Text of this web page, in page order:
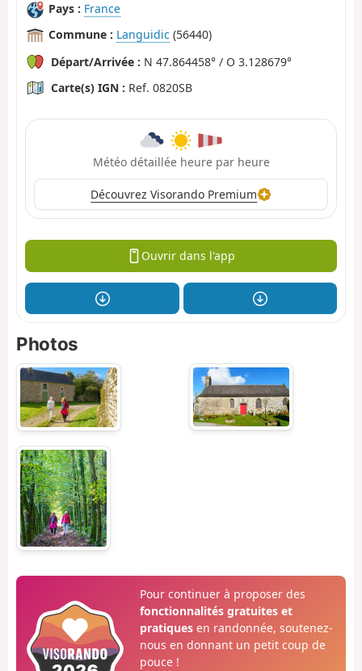
Pays : France
Commune : Languidic (56440)
Départ/Arrivée : N 47.864458° / O 3.128679°
Carte(s) IGN : Ref. 0820SB
Météo détaillée heure par heure
Découvrez Visorando Premium
Ouvrir dans l'app
Photos
Pour continuer à proposer des
fonctionnalités gratuites et
pratiquesen randonnée, soutenez-
nous en donnant un petit coup de
pouce !